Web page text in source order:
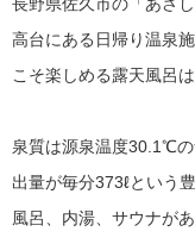
長野県佐久市の「あさ
高台にある日帰り温泉
こそ楽しめる露天風呂
泉質は源泉温度30.1℃
出量が毎分373ℓという
風呂、内湯、サウナが